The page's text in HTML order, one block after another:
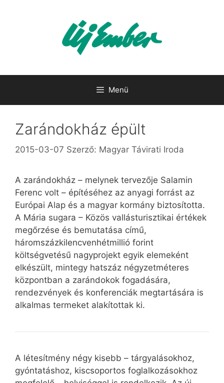
Menü
Zarándokház épült
2015-03-07 Szerző: Magyar Távirati Iroda
A zarándokház – melynek tervezője Salamin
Ferenc volt – építéséhez az anyagi forrást az
Európai Alap és a magyar kormány biztosította.
A Mária sugara – Közös vallásturisztikai értékek
megőrzése és bemutatása című,
háromszázkilencvenhétmillió forint
költségvetésű nagyprojekt egyik elemeként
elkészült, mintegy hatszáz négyzetméteres
központban a zarándokok fogadására,
rendezvények és konferenciák megtartására is
alkalmas termeket alakítottak ki.
A létesítmény négy kisebb – tárgyalásokhoz,
gyóntatáshoz, kiscsoportos foglalkozásokhoz